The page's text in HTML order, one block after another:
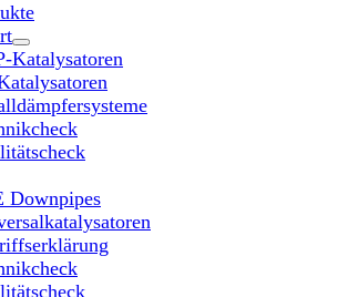
Untermenü „Motorsport“ öffnen
Katalysatoren
„Tuning“ öffnen
Downpipes